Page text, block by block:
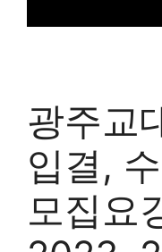
광주교
입결,
모집요